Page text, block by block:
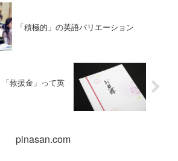
「積極的」の英語バリエーション
「救援金」って英
pinasan.com